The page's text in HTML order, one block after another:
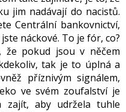
jim nadávají do nacistů.
Centrální bankovnictví,
náckové. To je fór, co?
že pokud jsou v něčem
tak je to úplná a
příznivým signálem,
ve svém zoufalství je
zajít, aby udržela tuhle